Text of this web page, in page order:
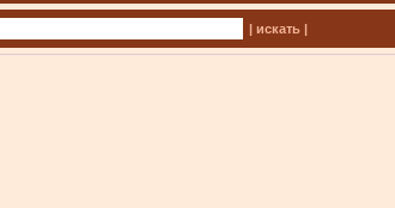
| искать |